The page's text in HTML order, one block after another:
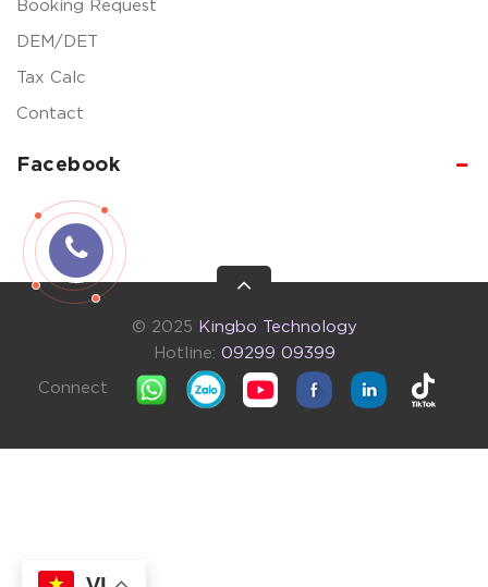
Booking Request
DEM/DET
Tax Calc
Contact
Facebook
© 2025 Kingbo Technology
Hotline: 09299 09399
Connect